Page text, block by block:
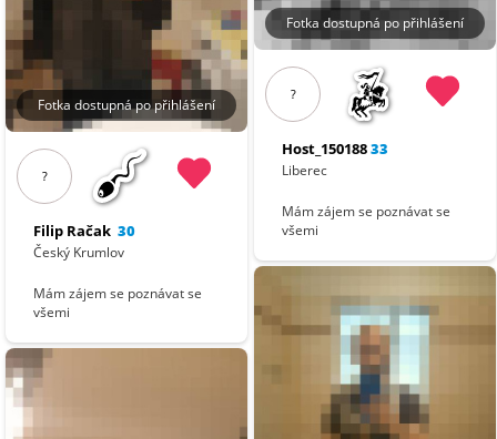
Fotka dostupná po přihlášení
?
Filip Račak 30
Český Krumlov
Mám zájem se poznávat se
všemi
Fotka dostupná po přihlášení
?
Host_15018833
Liberec
Mám zájem se poznávat se
všemi